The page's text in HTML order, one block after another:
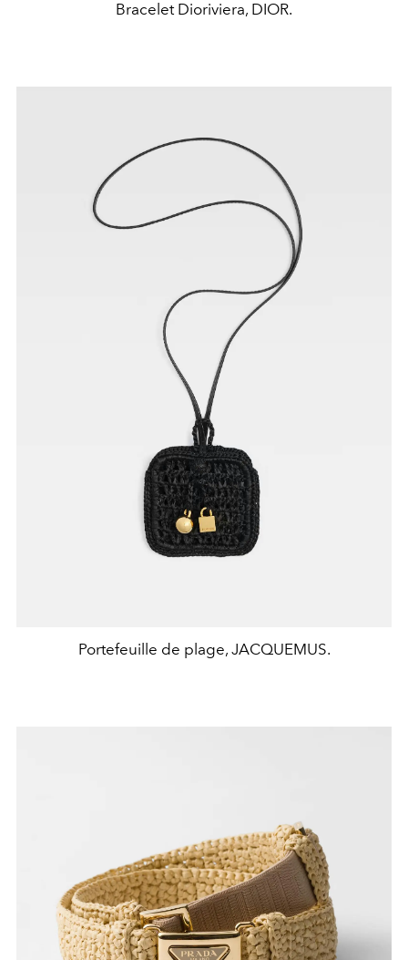
Bracelet Dioriviera, DIOR.
Portefeuille de plage, JACQUEMUS.